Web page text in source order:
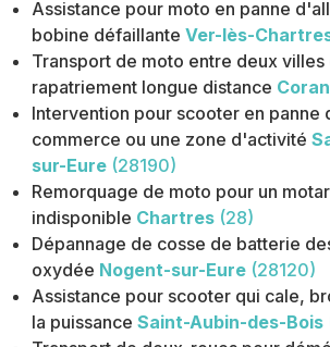
Assistance pour moto en panne
bobine défaillante Ver-lès-
Transport de moto entre deux villes
rapatriement longue distance
Intervention pour scooter en panne
commerce ou une zone d'activité
sur-Eure (28190)
Remorquage de moto pour un
indisponible Chartres (28)
Dépannage de cosse de batterie
oxydée Nogent-sur-Eure (28120)
Assistance pour scooter qui cale,
la puissance Saint-Aubin-des-Bois